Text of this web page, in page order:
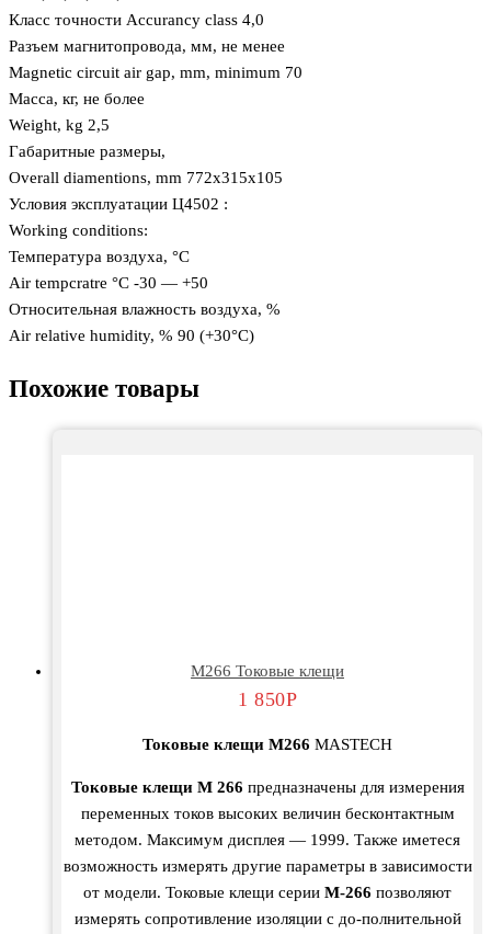
Класс точности Accurancy class 4,0
Разъем магнитопровода, мм, не менее
Magnetic circuit air gap, mm, minimum 70
Масса, кг, не более
Weight, kg 2,5
Габаритные размеры,
Overall diamentions, mm 772x315x105
Условия эксплуатации Ц4502 :
Working conditions:
Температура воздуха, °С
Air tempcratre °C -30 — +50
Относительная влажность воздуха, %
Air relative humidity, % 90 (+30°C)
Похожие товары
М266 Токовые клещи
1 850Р
Токовые клещи М266 MASTECH
Токовые клещи М 266 предназначены для измерения
переменных токов высоких величин бесконтактным
методом. Максимум дисплея — 1999. Также иметеся
возможность измерять другие параметры в зависимости
от модели. Токовые клещи серии М-266 позволяют
измерять сопротивление изоляции с до-полнительной